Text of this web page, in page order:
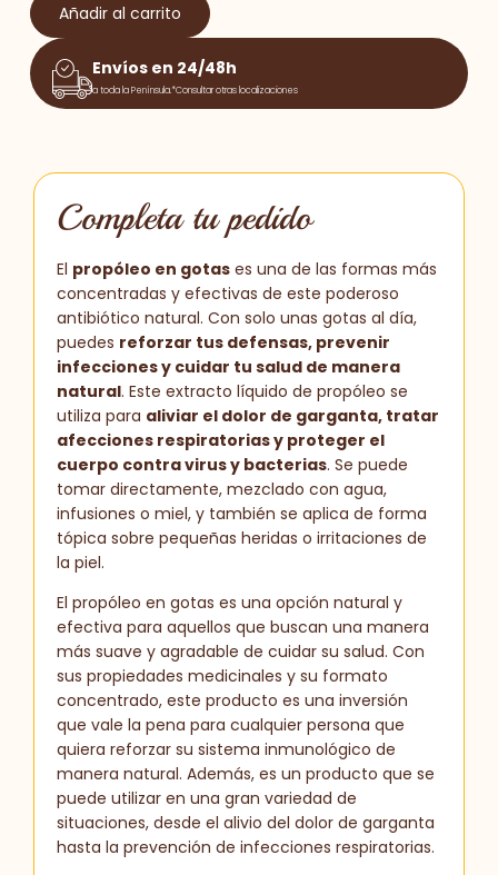
Añadir al carrito
Envíos en 24/48h
a toda la Península.*Consultar otras localizaciones
Completa tu pedido
El propóleo en gotases una de las formas más
concentradas y efectivas de este poderoso
antibiótico natural. Con solo unas gotas al día,
puedes reforzar tus defensas, prevenir
infecciones y cuidar tu salud de manera
natural. Este extracto líquido de propóleo se
utiliza para aliviar el dolor de garganta, tratar
afecciones respiratorias y proteger el
cuerpo contra virus y bacterias. Se puede
tomar directamente, mezclado con agua,
infusiones o miel, y también se aplica de forma
tópica sobre pequeñas heridas o irritaciones de
la piel.
El propóleo en gotas es una opción natural y
efectiva para aquellos que buscan una manera
más suave y agradable de cuidar su salud. Con
sus propiedades medicinales y su formato
concentrado, este producto es una inversión
que vale la pena para cualquier persona que
quiera reforzar su sistema inmunológico de
manera natural. Además, es un producto que se
puede utilizar en una gran variedad de
situaciones, desde el alivio del dolor de garganta
hasta la prevención de infecciones respiratorias.